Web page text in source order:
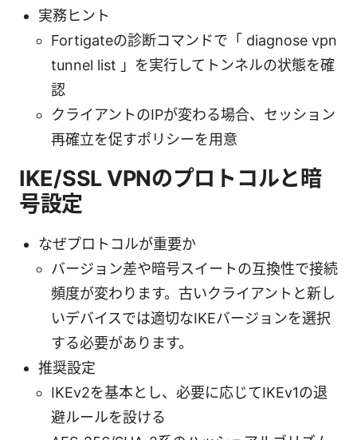
実務ヒント
Fortigateの診断コマンドで「 diagnose vpn
tunnel list 」を実行してトンネルの状態を確
認
クライアントのIPが変わる場合、セッション
再確立を促すポリシーを用意
IKE/SSL VPNのプロトコルと暗
号設定
なぜプロトコルが重要か
バージョン差や暗号スイートの互換性で接続
頻度が変わります。古いクライアントと新し
いデバイスでは適切なIKEバージョンを選択
する必要があります。
推奨設定
IKEv2を基本とし、必要に応じてIKEv1の退
避ルールを設ける